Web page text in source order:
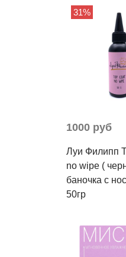
31%
1000 руб
Луи Филипп
no wipe (
баночка с
50гр